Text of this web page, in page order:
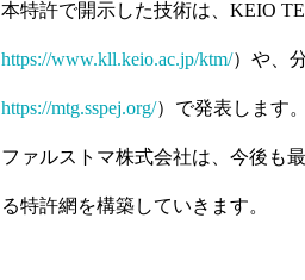
本特許で開示した技術は、KEIO
https://www.kll.keio.ac.jp/ktm/）や、
https://mtg.sspej.org/）で発表します。
ファルストマ株式会社は、今後も
る特許網を構築していきます。